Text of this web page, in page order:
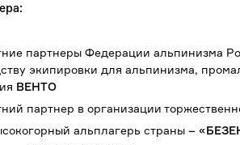
партнеры Федерации альпинизма
экипировки для альпинизма,
ВЕНТО
партнер в организации
альплагерь страны –